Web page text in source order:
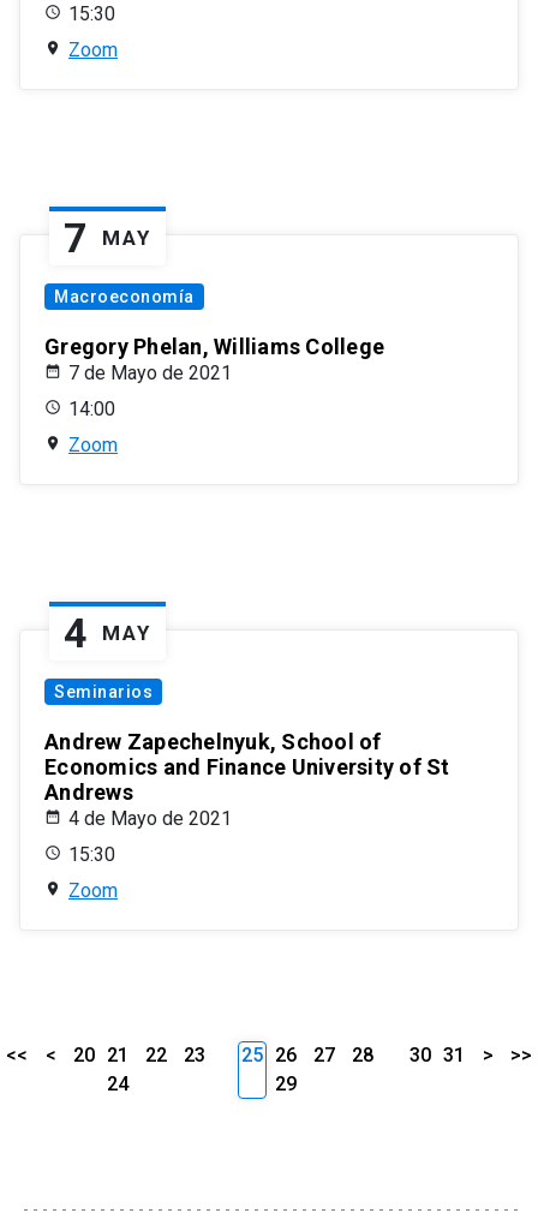
15:30
Zoom
7 MAY
Macroeconomía
Gregory Phelan, Williams College
7 de Mayo de 2021
14:00
Zoom
4 MAY
Seminarios
Andrew Zapechelnyuk, School of
Economics and Finance University of St
Andrews
4 de Mayo de 2021
15:30
Zoom
<< < 20 21 22
23
24
25 26 27
28
29
30 31 > >>